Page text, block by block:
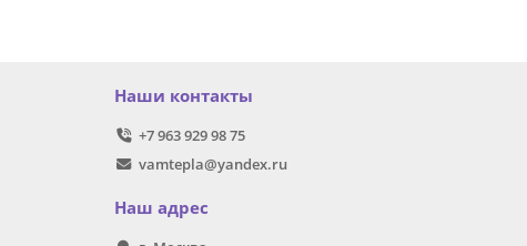
Наши контакты
+7 963 929 98 75
vamtepla@yandex.ru
Наш адрес